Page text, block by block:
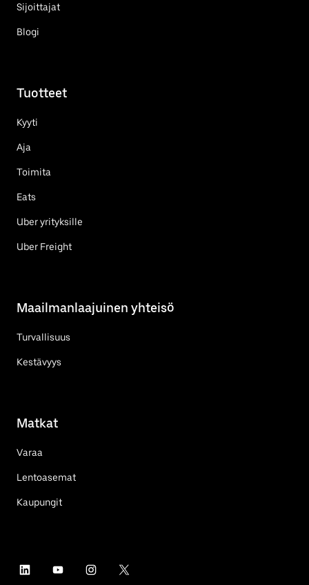
Sijoittajat
Blogi
Tuotteet
Kyyti
Aja
Toimita
Eats
Uber yrityksille
Uber Freight
Maailmanlaajuinen yhteisö
Turvallisuus
Kestävyys
Matkat
Varaa
Lentoasemat
Kaupungit